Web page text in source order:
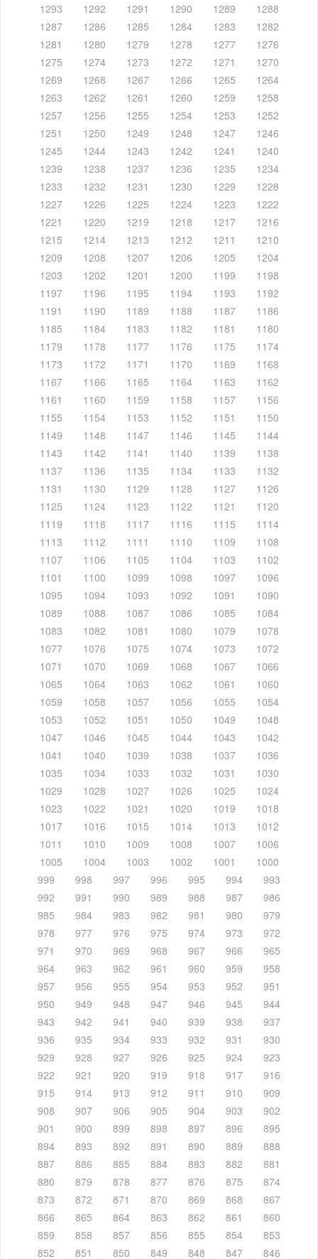
1293
1292 1291 1290 1289
1288
1287
1286 1285 1284 1283
1282
1281
1280 1279 1278 1277
1276
1275
1274 1273 1272 1271
1270
1269
1268 1267 1266 1265
1264
1263
1262 1261 1260 1259
1258
1257
1256 1255 1254 1253
1252
1251
1250 1249 1248 1247
1246
1245
1244 1243 1242 1241
1240
1239
1238 1237 1236 1235
1234
1233
1232 1231 1230 1229
1228
1227
1226 1225 1224 1223
1222
1221
1220 1219 1218 1217
1216
1215
1214 1213 1212 1211
1210
1209
1208 1207 1206 1205
1204
1203
1202 1201 1200 1199
1198
1197
1196 1195 1194 1193
1192
1191
1190 1189 1188 1187
1186
1185
1184 1183 1182 1181
1180
1179
1178 1177 1176 1175
1174
1173
1172 1171 1170 1169
1168
1167
1166 1165 1164 1163
1162
1161
1160 1159 1158 1157
1156
1155
1154 1153 1152 1151
1150
1149
1148 1147 1146 1145
1144
1143
1142 1141 1140 1139
1138
1137
1136 1135 1134 1133
1132
1131
1130 1129 1128 1127
1126
1125
1124 1123 1122 1121
1120
1119
1118 1117 1116 1115
1114
1113
1112 1111 1110 1109
1108
1107
1106 1105 1104 1103
1102
1101
1100 1099 1098 1097
1096
1095
1094 1093 1092 1091
1090
1089
1088 1087 1086 1085
1084
1083
1082 1081 1080 1079
1078
1077
1076 1075 1074 1073
1072
1071
1070 1069 1068 1067
1066
1065
1064 1063 1062 1061
1060
1059
1058 1057 1056 1055
1054
1053
1052 1051 1050 1049
1048
1047
1046 1045 1044 1043
1042
1041
1040 1039 1038 1037
1036
1035
1034 1033 1032 1031
1030
1029
1028 1027 1026 1025
1024
1023
1022 1021 1020 1019
1018
1017
1016 1015 1014 1013
1012
1011
1010 1009 1008 1007
1006
1005
1004 1003 1002 1001
1000
999
998 997 996 995 994
993
992
991 990 989 988 987
986
985
984 983 982 981 980
979
978
977 976 975 974 973
972
971
970 969 968 967 966
965
964
963 962 961 960 959
958
957
956 955 954 953 952
951
950
949 948 947 946 945
944
943
942 941 940 939 938
937
936
935 934 933 932 931
930
929
928 927 926 925 924
923
922
921 920 919 918 917
916
915
914 913 912 911 910
909
908
907 906 905 904 903
902
901
900 899 898 897 896
895
894
893 892 891 890 889
888
887
886 885 884 883 882
881
880
879 878 877 876 875
874
873
872 871 870 869 868
867
866
865 864 863 862 861
860
859
858 857 856 855 854
853
852
851 850 849 848 847 846